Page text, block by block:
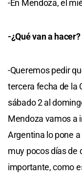
-En Mendoza, el
-¿Qué van a hacer?
-Queremos pedir
tercera fecha de la
sábado 2 al
Mendoza vamos a
Argentina lo pone
muy pocos días de
importante, como